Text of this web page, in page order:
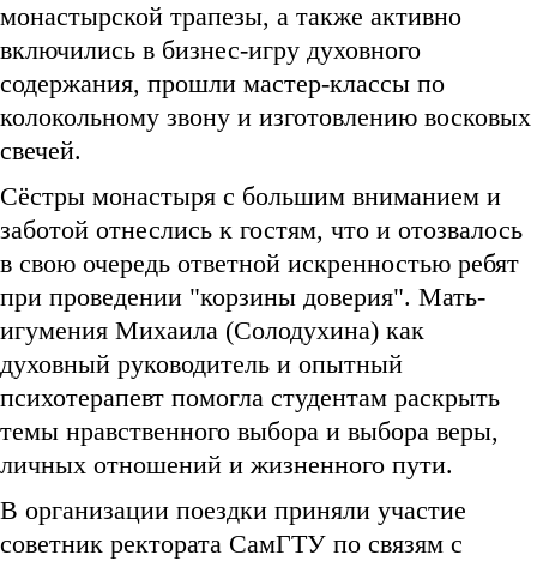
монастырской трапезы, а также активно
включились в бизнес-игру духовного
содержания, прошли мастер-классы по
колокольному звону и изготовлению восковых
свечей.
Сëстры монастыря с большим вниманием и
заботой отнеслись к гостям, что и отозвалось
в свою очередь ответной искренностью ребят
при проведении "корзины доверия". Мать-
игумения Михаила (Солодухина) как
духовный руководитель и опытный
психотерапевт помогла студентам раскрыть
темы нравственного выбора и выбора веры,
личных отношений и жизненного пути.
В организации поездки приняли участие
советник ректората СамГТУ по связям с